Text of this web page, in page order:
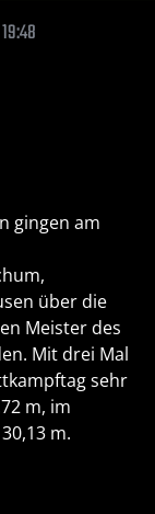
19:48
gingen am
über die
Meister des
Mit drei Mal
sehr
m, im
m.